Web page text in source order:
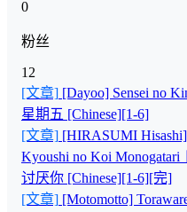
0
粉丝
12
[文章] [Dayoo] Sensei no
星期五 [Chinese][1-6]
[文章] [HIRASUMI
Kyoushi no Koi
讨厌你 [Chinese][1-6][完]
[文章] [Motomotto]